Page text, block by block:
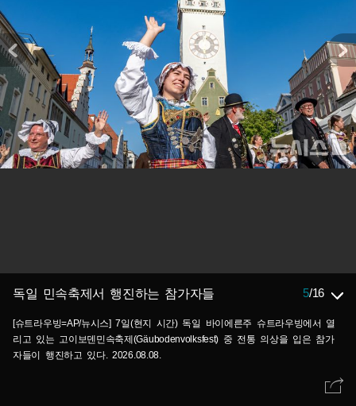
독일 민속축제서 행진하는 참가자들 5/16
[슈트라우빙=AP/뉴시스] 7일(현지 시간) 독일 바이에른주 슈트라우빙에서 열
리고 있는 고이보덴민속축제(Gäubodenvolksfest) 중 전통 의상을 입은 참가
자들이 행진하고 있다. 2026.08.08.